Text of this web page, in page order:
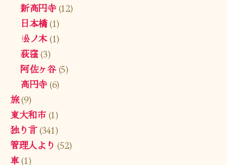
新高円寺(12)
日本橋(1)
松ノ木(1)
荻窪(3)
阿佐ヶ谷(5)
高円寺(6)
旅(9)
東大和市(1)
独り言(341)
管理人より (52)
車(1)